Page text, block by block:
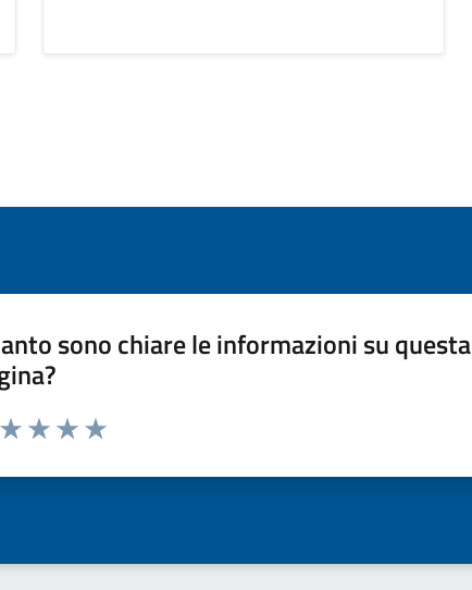
sono chiare le informazioni su questa
da 1 a 5 stelle la pagina